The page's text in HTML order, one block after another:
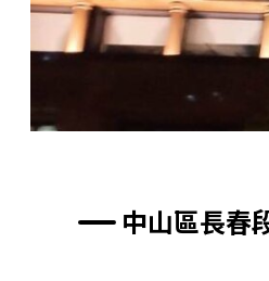
中山區長春